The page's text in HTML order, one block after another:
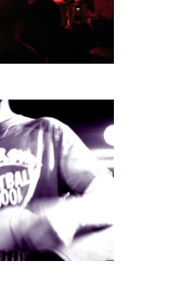
RICHARD POSTMA
SASKIA LUDDEN
ANNA HIEP
MARTSEN HUT
ARSEN TSKHAY
ERYN BOSMA
ESTHER
ELINE KAMMINGA
KAREN SAAMAN
ARNOUD HEIKENS